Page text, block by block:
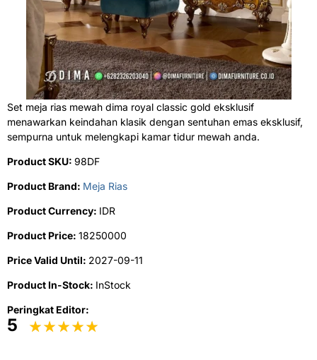
Set meja rias mewah dima royal classic gold eksklusif
menawarkan keindahan klasik dengan sentuhan emas eksklusif,
sempurna untuk melengkapi kamar tidur mewah anda.
Product SKU: 98DF
Product Brand: Meja Rias
Product Currency: IDR
Product Price: 18250000
Price Valid Until: 2027-09-11
Product In-Stock: InStock
Peringkat Editor:
5